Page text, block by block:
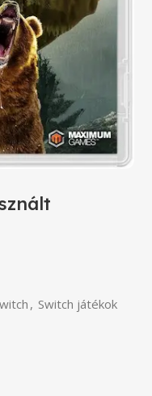
, Switch játékok